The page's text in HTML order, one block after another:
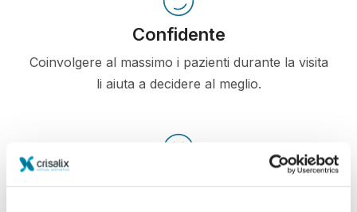
Confidente
Coinvolgere al massimo i pazienti durante la visita
li aiuta a decidere al meglio.